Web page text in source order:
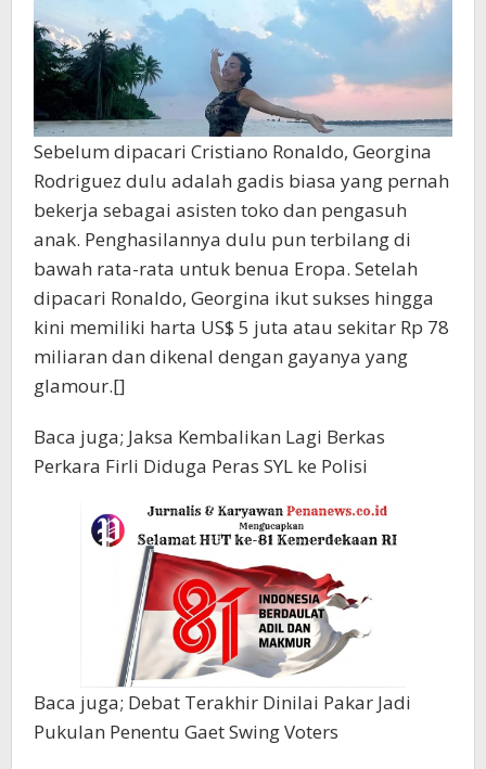
Sebelum dipacari Cristiano Ronaldo, Georgina
Rodriguez dulu adalah gadis biasa yang pernah
bekerja sebagai asisten toko dan pengasuh
anak. Penghasilannya dulu pun terbilang di
bawah rata-rata untuk benua Eropa. Setelah
dipacari Ronaldo, Georgina ikut sukses hingga
kini memiliki harta US$ 5 juta atau sekitar Rp 78
miliaran dan dikenal dengan gayanya yang
glamour.[]
Baca juga; Jaksa Kembalikan Lagi Berkas
Perkara Firli Diduga Peras SYL ke Polisi
Baca juga; Debat Terakhir Dinilai Pakar Jadi
Pukulan Penentu Gaet Swing Voters